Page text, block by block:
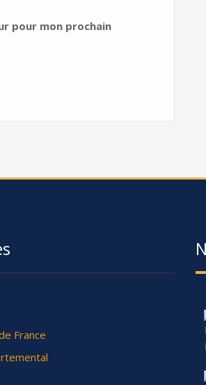
pour mon prochain
France